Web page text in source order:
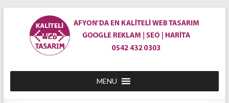
content
En
Ucuz
MENU